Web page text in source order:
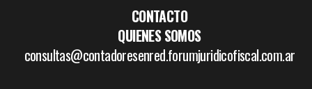
CONTACTO
QUIENES SOMOS
consultas@contadoresenred.forumjuridicofiscal.com.ar